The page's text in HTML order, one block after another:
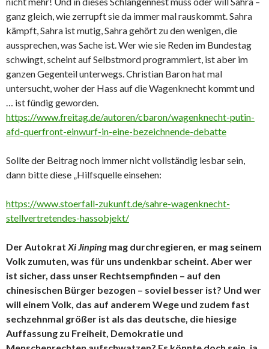
ganz gleich, wie zerrupft sie da immer mal rauskommt. Sahra
kämpft, Sahra ist mutig, Sahra gehört zu den wenigen, die
aussprechen, was Sache ist. Wer wie sie Reden im Bundestag
schwingt, scheint auf Selbstmord programmiert, ist aber im
ganzen Gegenteil unterwegs. Christian Baron hat mal
untersucht, woher der Hass auf die Wagenknecht kommt und
… ist fündig geworden.
https://www.freitag.de/autoren/cbaron/wagenknecht-putin-
afd-querfront-einwurf-in-eine-bezeichnende-debatte
Sollte der Beitrag noch immer nicht vollständig lesbar sein,
dann bitte diese „Hilfsquelle einsehen:
https://www.stoerfall-zukunft.de/sahre-wagenknecht-
stellvertretendes-hassobjekt/
Der Autokrat Xi Jinping mag durchregieren, er mag seinem
Volk zumuten, was für uns undenkbar scheint. Aber wer
ist sicher, dass unser Rechtsempfinden – auf den
chinesischen Bürger bezogen – soviel besser ist? Und wer
will einem Volk, das auf anderem Wege und zudem fast
sechzehnmal größer ist als das deutsche, die hiesige
Auffassung zu Freiheit, Demokratie und